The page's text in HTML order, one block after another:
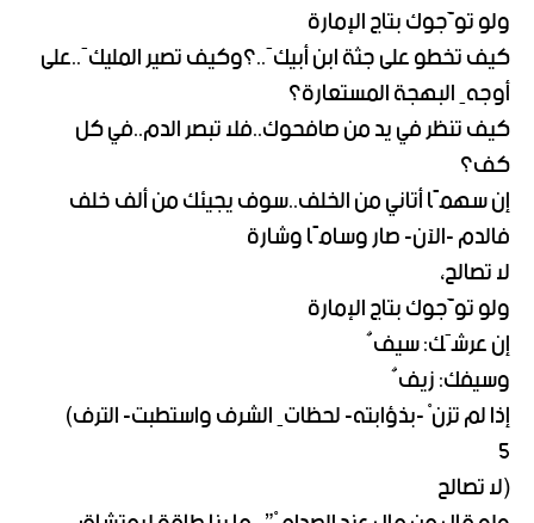
ولو توَّجوك بتاج الإمارة
كيف تخطو على جثة ابن أبيكَ..؟وكيف تصير المليكَ..على
أوجهِ البهجة المستعارة؟
كيف تنظر في يد من صافحوك..فلا تبصر الدم..في كل
كف؟
إن سهمًا أتاني من الخلف..سوف يجيئك من ألف خلف
فالدم -الآن- صار وسامًا وشارة
لا تصالح،
ولو توَّجوك بتاج الإمارة
إن عرشَك: سيفٌ
وسيفك: زيفٌ
إذا لم تزنْ -بذؤابته- لحظاتِ الشرف واستطبت- الترف)
5
(لا تصالح